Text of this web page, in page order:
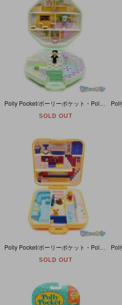
SOLD OUT
SOLD OUT